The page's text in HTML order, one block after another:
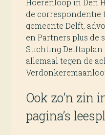
Hoerenloop in Den
de correspondentie
gemeente Delft,
en Partners plus de
Stichting Delftaplan
allemaal tegen de
Ook zo’n zin
pagina’s